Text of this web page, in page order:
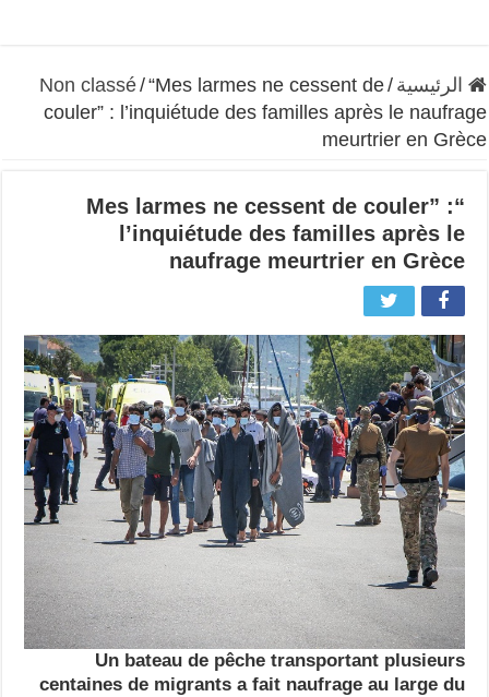
الرئيسية /
Non classé / “Mes larmes ne cessent de
couler” : l’inquiétude des familles après le naufrage
meurtrier en Grèce
“Mes larmes ne cessent de couler” :
l’inquiétude des familles après le
naufrage meurtrier en Grèce
Un bateau de pêche transportant plusieurs
centaines de migrants a fait naufrage au large du